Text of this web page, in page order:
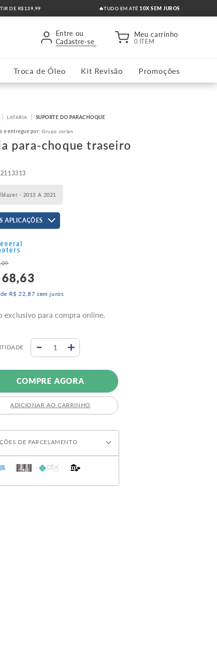
DE R$139,99 🔥TUDO EM ATÉ10X SEM JUROS
Entre ou
Cadastre-se
Meu carrinho
0 ITEM
Troca de Óleo Kit Revisão Promoções
LATARIA SUPORTE DO PARACHOQUE
e entregue por:Grupo Jorlan
para-choque traseiro
- 2013 A 2021
APLICAÇÕES
,09
68,63
R$ 22 ,87 sem juros
exclusivo para compra online.
COMPRE AGORA
ADICIONAR AO CARRINHO
DE PARCELAMENTO